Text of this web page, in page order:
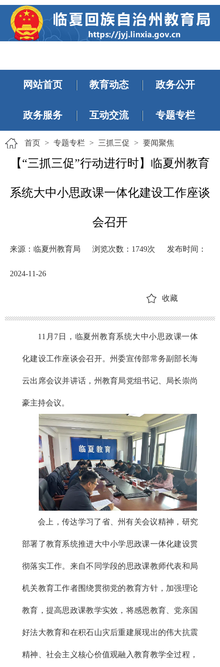
网站首页 教育动态 政务公开
政务服务 互动交流 专题专栏
首页 > 专题专栏 > 三抓三促 > 要闻聚焦
【“三抓三促”行动进行时】临夏州教育
系统大中小思政课一体化建设工作座谈
会召开
来源：临夏州教育局 浏览次数： 1749次 发布时间：
2024-11-26
收藏
11月7日，临夏州教育系统大中小思政课一体
化建设工作座谈会召开。州委宣传部常务副部长海
云出席会议并讲话，州教育局党组书记、局长崇尚
豪主持会议。
会上，传达学习了省、州有关会议精神，研究
部署了教育系统推进大中小学思政课一体化建设贯
彻落实工作。来自不同学段的思政课教师代表和局
机关教育工作者围绕贯彻党的教育方针，加强理论
教育，提高思政课教学实效，将感恩教育、党亲国
好法大教育和在积石山灾后重建展现出的伟大抗震
精神、社会主义核心价值观融入教育教学全过程，